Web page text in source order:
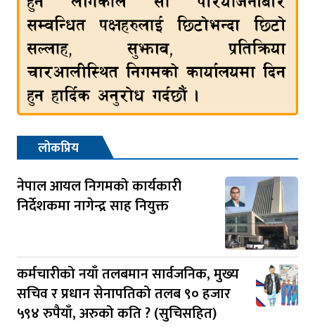
लोकप्रिय
नेपाल आयल निगमको कार्यकारी
निर्देशकमा नागेन्द्र साह नियुक्त
कर्मचारीको नयाँ तलबमान सार्वजनिक, मुख्य
सचिव र प्रधान सेनापतिको तलब ९० हजार
५९४ रुपैयाँ, अरुको कति ? (सुचिसहित)